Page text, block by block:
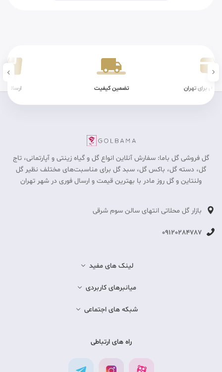
برای تهران تضمین کیفیت ارسال
گل فروشی گل باما: سفارش آنلاین انواع گل و گیاه زینتی و آپارتمانی، تاج
گل، دسته گل، باکس گل، سبد گل برای مناسبت‎‌های مختلف نظیر گل
ولنتاین و گل روز مادر با بهترین قیمت و ارسال فوری در شهر تهران
بازار گل محلاتی انتهای سالن سوم شرقی
09120284787
لینک های مفید
میانبرهای کاربردی
شبکه های اجتماعی
راه های ارتباطی